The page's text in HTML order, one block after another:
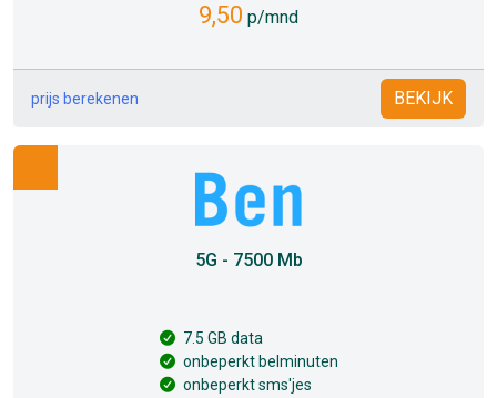
9,50 p/mnd
prijs berekenen BEKIJK
5G - 7500 Mb
7.5 GB data
onbeperkt belminuten
onbeperkt sms'jes